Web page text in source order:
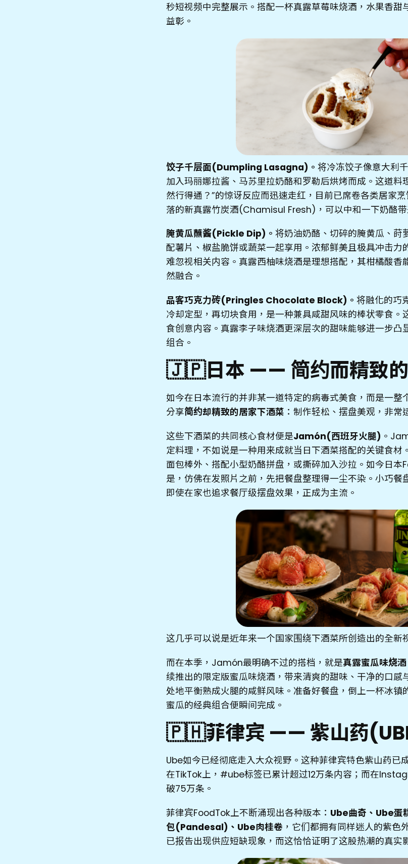
秒短视频中完整展示。搭配一杯真露草莓味烧酒，水果香甜
益彰。
饺子千层面(Dumpling Lasagna)。将冷冻饺子像意大利
加入玛丽娜拉酱、马苏里拉奶酪和罗勒后烘烤而成。这道料
然行得通？”的惊讶反应而迅速走红，目前已席卷各类居家
落的新真露竹炭酒(Chamisul Fresh)，可以中和一下奶酪带
腌黄瓜蘸酱(Pickle Dip)。将奶油奶酪、切碎的腌黄瓜、莳
配薯片、椒盐脆饼或蔬菜一起享用。浓郁鲜美且极具冲击力
难忽视相关内容。真露西柚味烧酒是理想搭配，其柑橘酸香
然融合。
品客巧克力砖(Pringles Chocolate Block)。将融化的巧
冷却定型，再切块食用，是一种兼具咸甜风味的棒状零食。
食创意内容。真露李子味烧酒更深层次的甜味能够进一步凸
组合。
🇯🇵日本 —— 简约而精致的
如今在日本流行的并非某一道特定的病毒式美食，而是一整
分享简约却精致的居家下酒菜 ：制作轻松、摆盘美观，非常
这些下酒菜的共同核心食材便是Jamón(西班牙火腿) 。
定料理，不如说是一种用来成就当日下酒菜搭配的关键食材
面包棒外、搭配小型奶酪拼盘，或撕碎加入沙拉。如今日本
是，仿佛在发照片之前，先把餐盘整理得一尘不染。小巧餐
即使在家也追求餐厅级摆盘效果，正成为主流。
这几乎可以说是近年来一个国家围绕下酒菜所创造出的全新
而在本季，Jamón最明确不过的搭档，就是真露蜜瓜味烧酒
续推出的限定版蜜瓜味烧酒，带来清爽的甜味、干净的口感
处地平衡熟成火腿的咸鲜风味。准备好餐盘，倒上一杯冰镇
蜜瓜的经典组合便瞬间完成。
🇵🇭菲律宾 —— 紫山药
Ube如今已经彻底走入大众视野。这种菲律宾特色紫山药已
在TikTok上，#ube标签已累计超过12万条内容；而在
破75万条。
菲律宾FoodTok上不断涌现出各种版本： Ube曲奇、Ube蛋
包(Pandesal)、Ube肉桂卷 ，它们都拥有同样迷人的紫色
已报告出现供应短缺现象，而这恰恰证明了这股热潮的真实